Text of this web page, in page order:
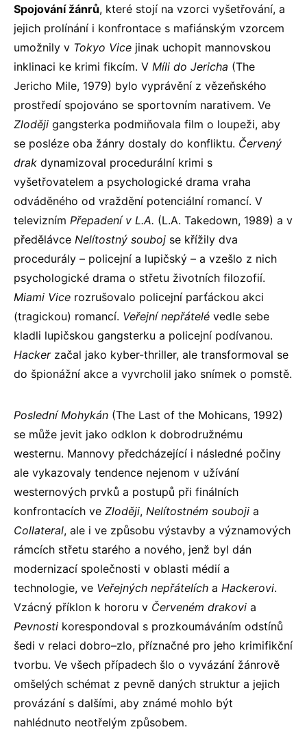
Spojování žánrů, které stojí na vzorci vyšetřování, a
jejich prolínání i konfrontace s mafiánským vzorcem
umožnily v Tokyo Vice jinak uchopit mannovskou
inklinaci ke krimi fikcím. V Míli do Jericha (The
Jericho Mile, 1979) bylo vyprávění z vězeňského
prostředí spojováno se sportovním narativem. Ve
Zloději gangsterka podmiňovala film o loupeži, aby
se posléze oba žánry dostaly do konfliktu. Červený
drak dynamizoval procedurální krimi s
vyšetřovatelem a psychologické drama vraha
odváděného od vraždění potenciální romancí. V
televizním Přepadení v L.A. (L.A. Takedown, 1989) a v
předělávce Nelítostný souboj se křížily dva
procedurály – policejní a lupičský – a vzešlo z nich
psychologické drama o střetu životních filozofií.
Miami Vice rozrušovalo policejní parťáckou akci
(tragickou) romancí. Veřejní nepřátelé vedle sebe
kladli lupičskou gangsterku a policejní podívanou.
Hacker začal jako kyber-thriller, ale transformoval se
do špionážní akce a vyvrcholil jako snímek o pomstě.
Poslední Mohykán (The Last of the Mohicans, 1992)
se může jevit jako odklon k dobrodružnému
westernu. Mannovy předcházející i následné počiny
ale vykazovaly tendence nejenom v užívání
westernových prvků a postupů při finálních
konfrontacích ve Zloději, Nelítostném souboji a
Collateral, ale i ve způsobu výstavby a významových
rámcích střetu starého a nového, jenž byl dán
modernizací společnosti v oblasti médií a
technologie, ve Veřejných nepřátelích a Hackerovi.
Vzácný příklon k hororu v Červeném drakovi a
Pevnosti korespondoval s prozkoumáváním odstínů
šedi v relaci dobro–zlo, příznačné pro jeho krimifikční
tvorbu. Ve všech případech šlo o vyvázání žánrově
omšelých schémat z pevně daných struktur a jejich
provázání s dalšími, aby známé mohlo být
nahlédnuto neotřelým způsobem.